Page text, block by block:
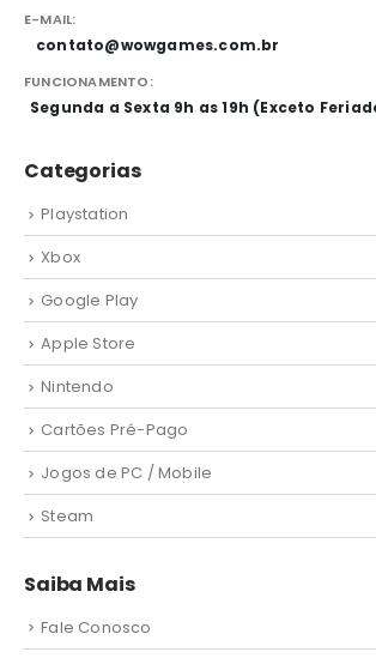
E-MAIL:
contato@wowgames.com.br
FUNCIONAMENTO:
Segunda a Sexta 9h as 19h (Exceto
Categorias
Playstation
Xbox
Google Play
Apple Store
Nintendo
Cartões Pré-Pago
Jogos de PC / Mobile
Steam
Saiba Mais
Fale Conosco